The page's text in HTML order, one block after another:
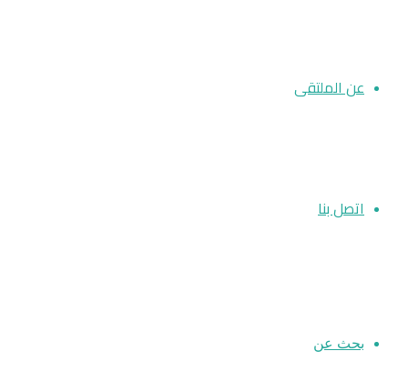
عن الملتقى
اتصل بنا
بحث عن